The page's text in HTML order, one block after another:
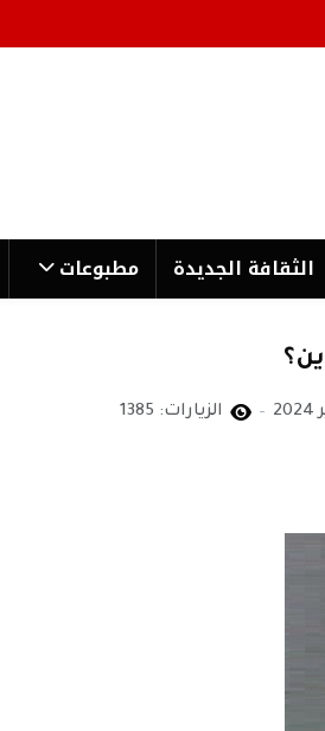
الثقافة الجدیدة مطبوعات
الزيارات: 1385